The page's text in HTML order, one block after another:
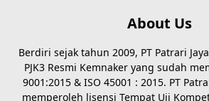
About Us
Berdiri sejak tahun 2009, PT Patrari
PJK3 Resmi Kemnaker yang sudah
9001:2015 & ISO 45001 : 2015. PT
memperoleh lisensi Tempat Uji